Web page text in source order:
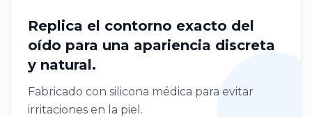
Replica el contorno exacto del
oído para una apariencia discreta
y natural.
Fabricado con silicona médica para evitar
irritaciones en la piel.